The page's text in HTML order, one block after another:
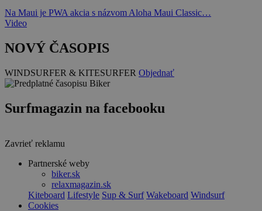
Na Maui je PWA akcia s názvom Aloha Maui Classic…
Video
NOVÝ ČASOPIS
WINDSURFER & KITESURFER Objednať
Surfmagazin na facebooku
Zavrieť reklamu
Partnerské weby
biker.sk
relaxmagazin.sk
Kiteboard Lifestyle Sup & Surf Wakeboard Windsurf
Cookies